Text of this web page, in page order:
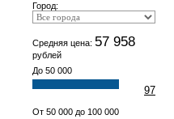
Город:
Средняя цена: 57 958
рублей
До 50 000
97
От 50 000 до 100 000